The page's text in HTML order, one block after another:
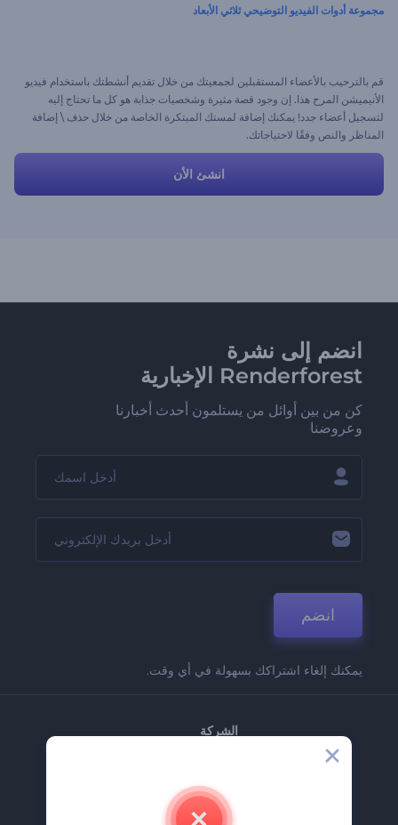
مجموعة أدوات الفيديو التوضيحي ثلاثي الأبعاد
قم بالترحيب بالأعضاء المستقبلين لجمعيتك من خلال تقديم أنشطتك باستخدام فيديو
الأنيميشن المرح هذا. إن وجود قصة مثيرة وشخصيات جذابة هو كل ما تحتاج إليه
لتسجيل أعضاء جدد! يمكنك إضافة لمستك المبتكرة الخاصة من خلال حذف \ إضافة
المناظر والنص وفقًا لاحتياجاتك.
انشئ الأن
انضم إلى نشرة
Renderforest الإخبارية
كن من بين أوائل من يستلمون أحدث أخبارنا
وعروضنا
انضم
يمكنك إلغاء اشتراكك بسهولة في أي وقت.
الشركة
اتصل بنا
وظائف